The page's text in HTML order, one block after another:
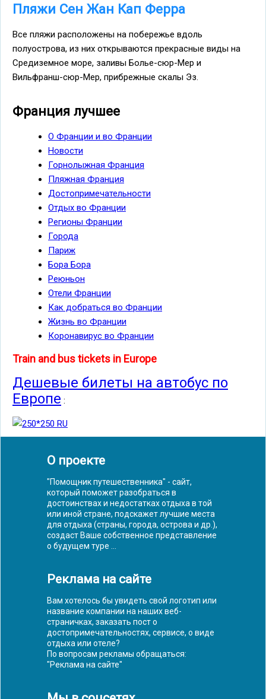
Пляжи Сен Жан Кап Ферра
Все пляжи расположены на побережье вдоль
полуострова, из них открываются прекрасные виды на
Средиземное море, заливы Болье-сюр-Мер и
Вильфранш-сюр-Мер, прибрежные скалы Эз.
Франция лучшее
О Франции и во Франции
Новости
Горнолыжная Франция
Пляжная Франция
Достопримечательности
Отдых во Франции
Регионы Франции
Города
Париж
Бора Бора
Реюньон
Отели Франции
Как добраться во Франции
Жизнь во Франции
Коронавирус во Франции
Train and bus tickets in Europe
Дешевые билеты на автобус по
Европе :
О проекте
"Помощник путешественника" - сайт,
который поможет разобраться в
достоинствах и недостатках отдыха в той
или иной стране, подскажет лучшие места
для отдыха (страны, города, острова и др.),
создаст Ваше собственное представление
о будущем туре ...
Реклама на сайте
Вам хотелось бы увидеть свой логотип или
название компании на наших веб-
страничках, заказать пост о
достопримечательностях, сервисе, о виде
отдыха или отеле?
По вопросам рекламы обращаться:
"Реклама на сайте"